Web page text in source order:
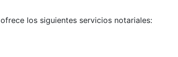
los siguientes servicios notariales: